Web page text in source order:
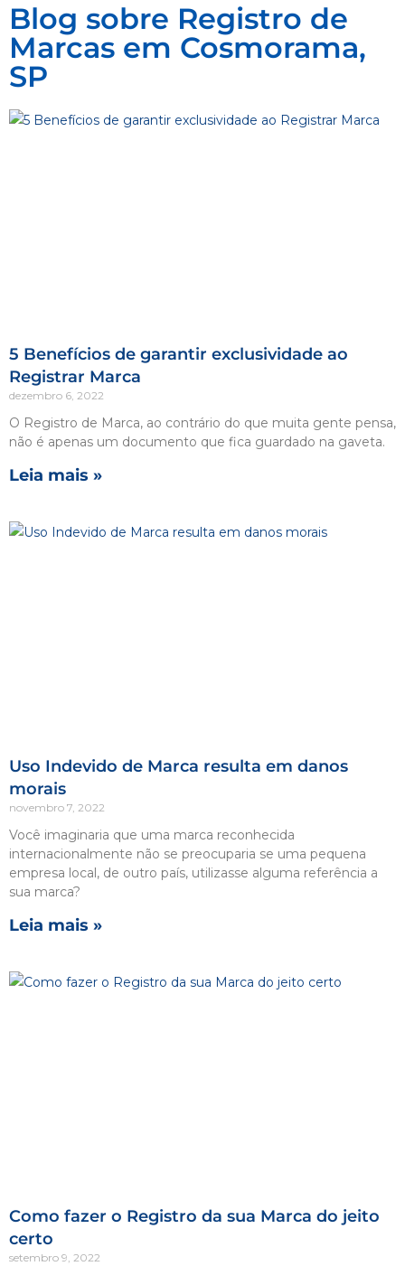
Blog sobre Registro de
Marcas em Cosmorama,
SP
5 Benefícios de garantir exclusividade ao
Registrar Marca
dezembro 6, 2022
O Registro de Marca, ao contrário do que muita gente pensa,
não é apenas um documento que fica guardado na gaveta.
Leia mais »
Uso Indevido de Marca resulta em danos
morais
novembro 7, 2022
Você imaginaria que uma marca reconhecida
internacionalmente não se preocuparia se uma pequena
empresa local, de outro país, utilizasse alguma referência a
sua marca?
Leia mais »
Como fazer o Registro da sua Marca do jeito
certo
setembro 9, 2022